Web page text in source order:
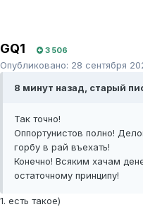
GQ1 3 506
Опубликовано: 28 сентября
8 минут назад, старый
Так точно!
Оппортунистов полно!
горбу в рай въехать!
Конечно! Всяким хачам
остаточному принципу!
1. есть такое)